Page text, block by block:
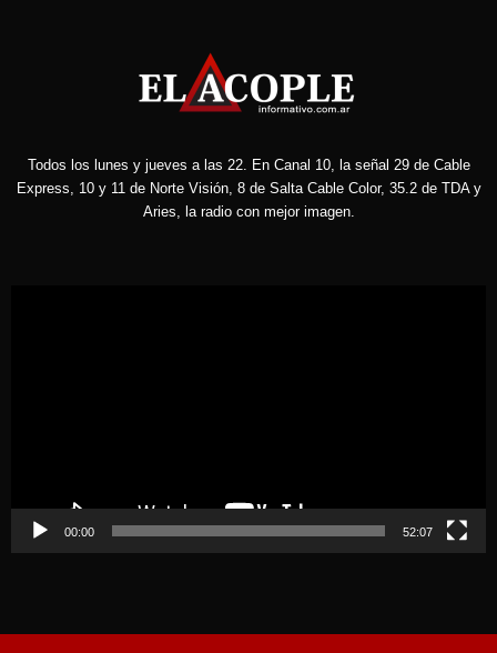
Todos los lunes y jueves a las 22. En Canal 10, la señal 29 de Cable
Express, 10 y 11 de Norte Visión, 8 de Salta Cable Color, 35.2 de TDA y
Aries, la radio con mejor imagen.
00:00 52:07